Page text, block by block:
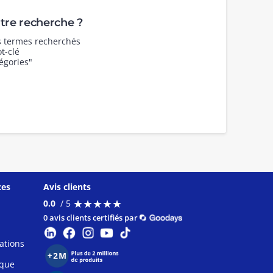
recherche ?
recherchés
clé
Avis clients
0.0 / 5 ★★★★★
★★★★★
0 avis clients certifiés par